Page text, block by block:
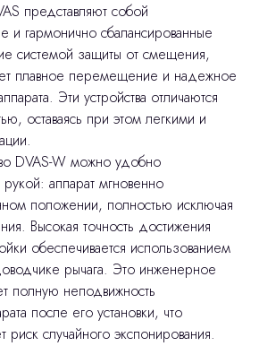
представляют собой
и гармонично сбалансированные
системой защиты от смещения,
плавное перемещение и надежное
Эти устройства отличаются
оставаясь при этом легкими и
DVAS-W можно удобно
аппарат мгновенно
положении, полностью исключая
Высокая точность достижения
обеспечивается использованием
рычага. Это инженерное
полную неподвижность
после его установки, что
риск случайного экспонирования.